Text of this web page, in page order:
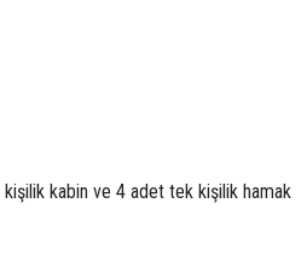
kabin ve 4 adet tek kişilik hamak